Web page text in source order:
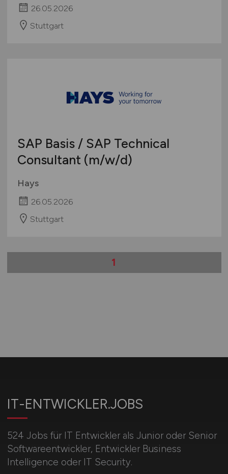
26.05.2026
Stuttgart
SAP Basis / SAP Technical
Consultant (m/w/d)
Hays
26.05.2026
Stuttgart
1
IT-ENTWICKLER.JOBS
524 Jobs für IT Entwickler als Junior oder Senior
Softwareentwickler, Entwickler Business
Intelligence oder IT Security.